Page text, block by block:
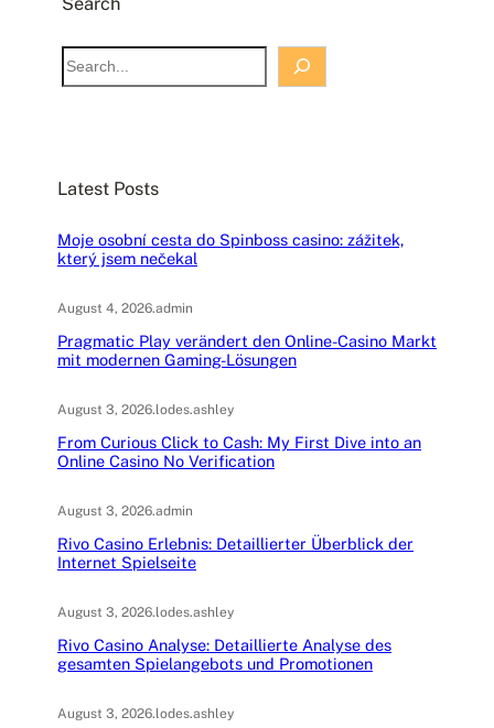
S
e
h
Latest Posts
Moje osobní cesta do Spinboss casino: zážitek,
který jsem nečekal
August 4, 2026.admin
Pragmatic Play verändert den Online-Casino Markt
mit modernen Gaming-Lösungen
August 3, 2026.lodes.ashley
From Curious Click to Cash: My First Dive into an
Online Casino No Verification
August 3, 2026.admin
Rivo Casino Erlebnis: Detaillierter Überblick der
Internet Spielseite
August 3, 2026.lodes.ashley
Rivo Casino Analyse: Detaillierte Analyse des
gesamten Spielangebots und Promotionen
August 3, 2026.lodes.ashley